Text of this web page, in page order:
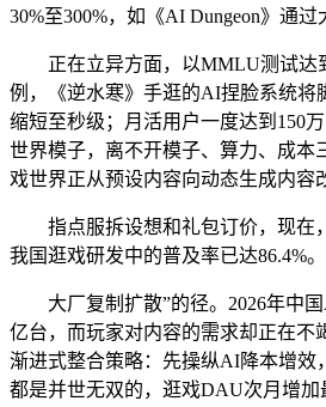
30%至300%，如《AI Dungeon》通过
正在立异方面，以MMLU测试达
例，《逆水寒》手逛的AI捏脸系统将
缩短至秒级；月活用户一度达到150
世界模子，离不开模子、算力、成本
戏世界正从预设内容向动态生成内容
指点服拆设想和礼包订价，现在
我国逛戏研发中的普及率已达86.4%。
大厂复制扩散”的径。2026年中国
亿台，而玩家对内容的需求却正在不
渐进式整合策略：先操纵AI降本增效
都是并世无双的，逛戏DAU次月增加